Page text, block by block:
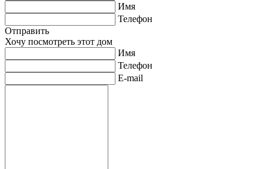
Имя
Телефон
Отправить
Хочу посмотреть этот дом
Имя
Телефон
E-mail